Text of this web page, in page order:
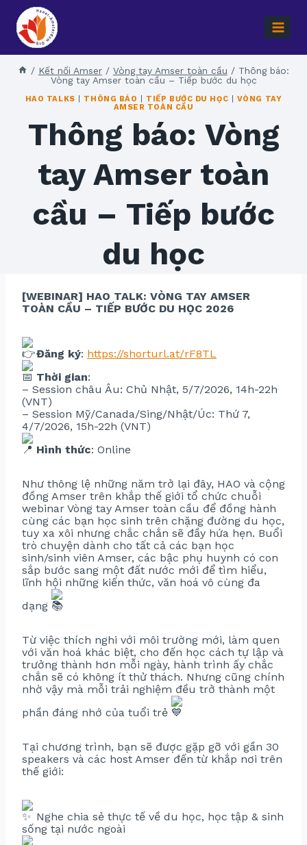
content
/ Kết nối Amser / Vòng tay Amser toàn cầu / Thông báo:
Vòng tay Amser toàn cầu – Tiếp bước du học
HAO TALKS THÔNG BÁO TIẾP BƯỚC DU HỌC
VÒNG TAY
AMSER TOÀN CẦU
Thông báo: Vòng
tay Amser toàn
cầu – Tiếp bước
du học
[WEBINAR] HAO TALK: VÒNG TAY AMSER
TOÀN CẦU – TIẾP BƯỚC DU HỌC 2026
Đăng ký: https://shorturl.at/rF8TL
Thời gian:
– Session châu Âu: Chủ Nhật, 5/7/2026, 14h-22h
(VNT)
– Session Mỹ/Canada/Sing/Nhật/Úc: Thứ 7,
4/7/2026, 15h-22h (VNT)
Hình thức: Online
Như thông lệ những năm trở lại đây, HAO và cộng
đồng Amser trên khắp thế giới tổ chức chuỗi
webinar Vòng tay Amser toàn cầu để đồng hành
cùng các bạn học sinh trên chặng đường du học,
tuy xa xôi nhưng chắc chắn sẽ đầy hứa hẹn. Buổi
trò chuyện dành cho tất cả các bạn học
sinh/sinh viên Amser, các bậc phụ huynh có con
sắp bước sang một đất nước mới để tìm hiểu,
lĩnh hội những kiến thức, văn hoá vô cùng đa
dạng
Từ việc thích nghi với môi trường mới, làm quen
với văn hoá khác biệt, cho đến học cách tự lập và
trưởng thành hơn mỗi ngày, hành trình ấy chắc
chắn sẽ có không ít thử thách. Nhưng cũng chính
nhờ vậy mà mỗi trải nghiệm đều trở thành một
phần đáng nhớ của tuổi trẻ
Tại chương trình, bạn sẽ được gặp gỡ với gần 30
speakers và các host Amser đến từ khắp nơi trên
thế giới:
Nghe chia sẻ thực tế về du học, học tập & sinh
sống tại nước ngoài